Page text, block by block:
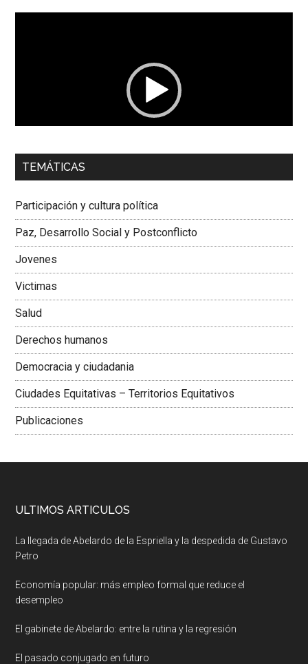
00:00 01:04
Dra. Carolina Corcho Mejía,Presidenta Corporación
Colombiana
TEMÁTICAS
Participación y cultura política
Paz, Desarrollo Social y Postconflicto
Jovenes
Victimas
Salud
Derechos humanos
Democracia y ciudadania
Ciudades Equitativas – Territorios Equitativos
Publicaciones
ULTIMOS ARTICULOS
La llegada de Abelardo de la Espriella y la despedida de Gustavo
Petro
Economía popular: más empleo formal que reduce el
desempleo
El gabinete de Abelardo: entre la rutina y la regresión
El pasado conjugado en futuro